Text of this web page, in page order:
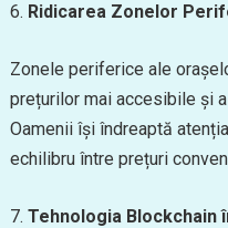
6. Ridicarea Zonelor
Zonele periferice ale
prețurilor mai accesibile și
Oamenii își îndreaptă
echilibru între prețuri
7. Tehnologia Blockchain